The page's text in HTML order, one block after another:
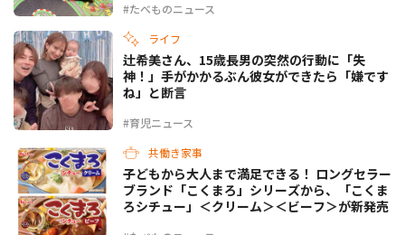
#たべものニュース
ライフ
#育児ニュース
辻希美さん、15歳長男の突然の行動に「失
神！」手がかかるぶん彼女ができたら「嫌です
ね」と断言
共働き家事
子どもから大人まで満足できる！ ロングセラー
ブランド「こくまろ」シリーズから、「こくま
ろシチュー」＜クリーム＞＜ビーフ＞が新発売